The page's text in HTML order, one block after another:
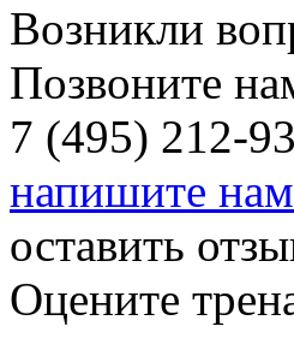
Возникли
Позвоните
7 (495) 212-
напишите нам
оставить
Оцените